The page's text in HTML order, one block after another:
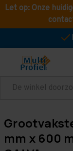
Let op: Onze
Zoeken
mm x 600